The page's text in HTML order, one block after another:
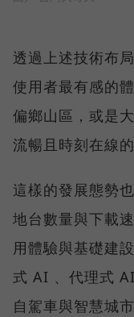
透過上述技術布
使用者最有感的
偏鄉山區，或是
流暢且時刻在線的
這樣的發展態勢
地台數量與下載
用體驗與基礎建
式 AI 、代理式
自駕車與智慧城